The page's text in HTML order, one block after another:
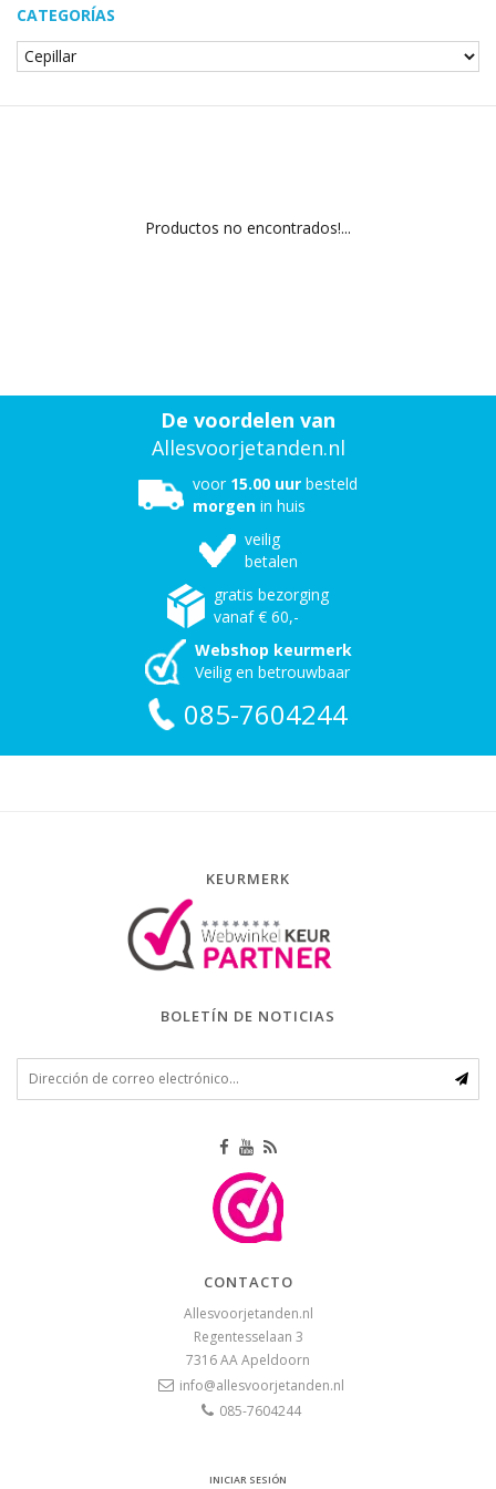
CATEGORÍAS
Productos no encontrados!...
De voordelen van
Allesvoorjetanden.nl
voor 15.00 uur besteld
morgen in huis
veilig
betalen
gratis bezorging
vanaf € 60,-
Webshop keurmerk
Veilig en betrouwbaar
085-7604244
KEURMERK
BOLETÍN DE NOTICIAS
CONTACTO
Allesvoorjetanden.nl
Regentesselaan 3
7316 AAApeldoorn
info@allesvoorjetanden.nl
085-7604244
INICIAR SESIÓN